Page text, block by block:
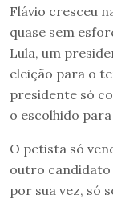
Flávio cresceu
quase sem
Lula, um
eleição para o
presidente só
o escolhido
O petista só
outro
por sua vez, só